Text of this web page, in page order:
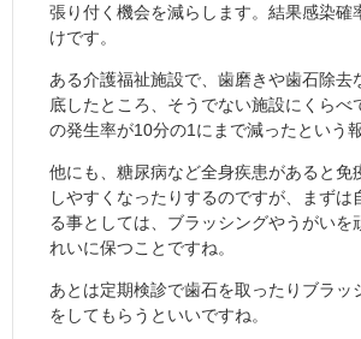
張り付く機会を減らします。結果感染確
けです。
ある介護福祉施設で、歯磨きや歯石除去
底したところ、そうでない施設にくらべ
の発生率が10分の1にまで減ったという
他にも、糖尿病など全身疾患があると免
しやすくなったりするのですが、まずは
る事としては、ブラッシングやうがいを
れいに保つことですね。
あとは定期検診で歯石を取ったりブラッ
をしてもらうといいですね。